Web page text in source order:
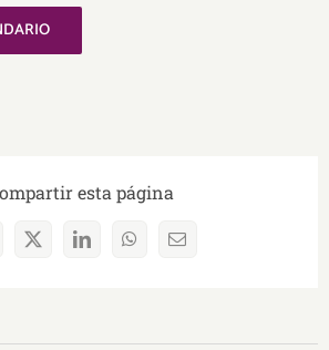
esta página
X LinkedInWhatsAppCorreo